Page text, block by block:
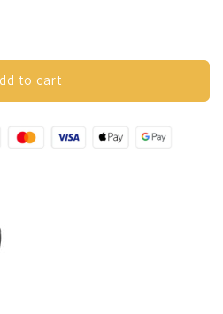
to cart